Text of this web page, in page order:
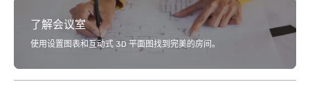
了解会议室
使用设置图表和互动式 3D 平面图找到完美的房间。